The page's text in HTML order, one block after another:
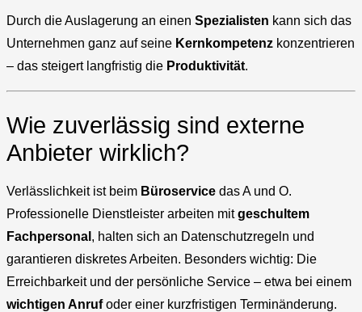
Durch die Auslagerung an einen Spezialisten kann sich das
Unternehmen ganz auf seine Kernkompetenz konzentrieren
– das steigert langfristig die Produktivität.
Wie zuverlässig sind externe
Anbieter wirklich?
Verlässlichkeit ist beim Büroservice das A und O.
Professionelle Dienstleister arbeiten mitgeschultem
Fachpersonal , halten sich an Datenschutzregeln und
garantieren diskretes Arbeiten. Besonders wichtig: Die
Erreichbarkeit und der persönliche Service – etwa bei einem
wichtigen Anrufoder einer kurzfristigen Terminänderung.